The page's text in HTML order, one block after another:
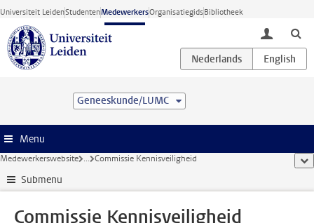
Ga direct naar de inhoud
Universiteit LeidenStudentenMedewerkersOrganisatiegidsBibliotheek
toggle
Geneeskunde/LUMC
Menu
Medewerkerswebsite ... Commissie Kennisveiligheid
Submenu
Commissie Kennisveiligheid